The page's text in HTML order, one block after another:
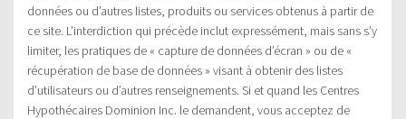
données ou d’autres listes, produits ou services obtenus à partir de
ce site. L’interdiction qui précède inclut expressément, mais sans s’y
limiter, les pratiques de « capture de données d’écran » ou de «
récupération de base de données » visant à obtenir des listes
d’utilisateurs ou d’autres renseignements. Si et quand les Centres
Hypothécaires Dominion Inc. le demandent, vous acceptez de